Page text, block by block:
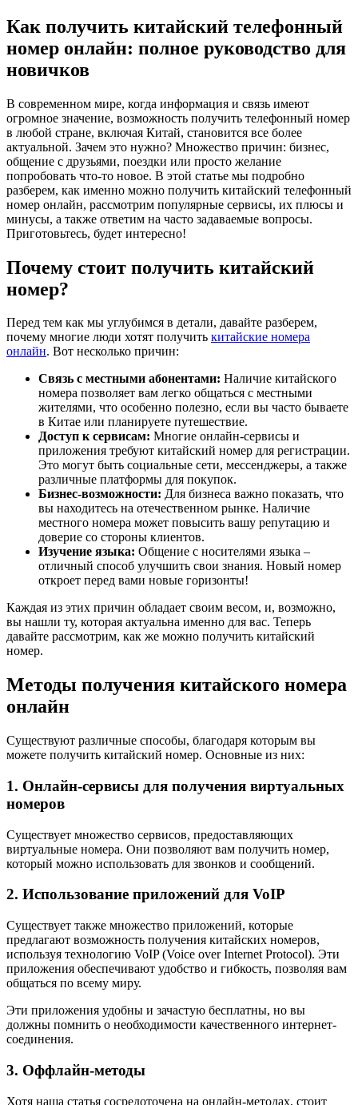
Как получить китайский телефонный
номер онлайн: полное руководство для
новичков
В современном мире, когда информация и связь имеют
огромное значение, возможность получить телефонный номер
в любой стране, включая Китай, становится все более
актуальной. Зачем это нужно? Множество причин: бизнес,
общение с друзьями, поездки или просто желание
попробовать что-то новое. В этой статье мы подробно
разберем, как именно можно получить китайский телефонный
номер онлайн, рассмотрим популярные сервисы, их плюсы и
минусы, а также ответим на часто задаваемые вопросы.
Приготовьтесь, будет интересно!
Почему стоит получить китайский
номер?
Перед тем как мы углубимся в детали, давайте разберем,
почему многие люди хотят получить китайские номера
онлайн. Вот несколько причин:
Связь с местными абонентами: Наличие китайского
номера позволяет вам легко общаться с местными
жителями, что особенно полезно, если вы часто бываете
в Китае или планируете путешествие.
Доступ к сервисам: Многие онлайн-сервисы и
приложения требуют китайский номер для регистрации.
Это могут быть социальные сети, мессенджеры, а также
различные платформы для покупок.
Бизнес-возможности: Для бизнеса важно показать, что
вы находитесь на отечественном рынке. Наличие
местного номера может повысить вашу репутацию и
доверие со стороны клиентов.
Изучение языка: Общение с носителями языка –
отличный способ улучшить свои знания. Новый номер
откроет перед вами новые горизонты!
Каждая из этих причин обладает своим весом, и, возможно,
вы нашли ту, которая актуальна именно для вас. Теперь
давайте рассмотрим, как же можно получить китайский
номер.
Методы получения китайского номера
онлайн
Существуют различные способы, благодаря которым вы
можете получить китайский номер. Основные из них:
1. Онлайн-сервисы для получения виртуальных
номеров
Существует множество сервисов, предоставляющих
виртуальные номера. Они позволяют вам получить номер,
который можно использовать для звонков и сообщений.
2. Использование приложений для VoIP
Существует также множество приложений, которые
предлагают возможность получения китайских номеров,
используя технологию VoIP (Voice over Internet Protocol). Эти
приложения обеспечивают удобство и гибкость, позволяя вам
общаться по всему миру.
Эти приложения удобны и зачастую бесплатны, но вы
должны помнить о необходимости качественного интернет-
соединения.
3. Оффлайн-методы
Хотя наша статья сосредоточена на онлайн-методах, стоит